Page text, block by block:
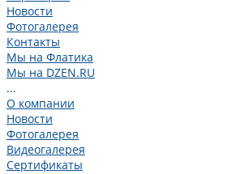
Новости
Фотогалерея
Контакты
Мы на Флатика
Мы на DZEN.RU
...
О компании
Новости
Фотогалерея
Видеогалерея
Сертификаты